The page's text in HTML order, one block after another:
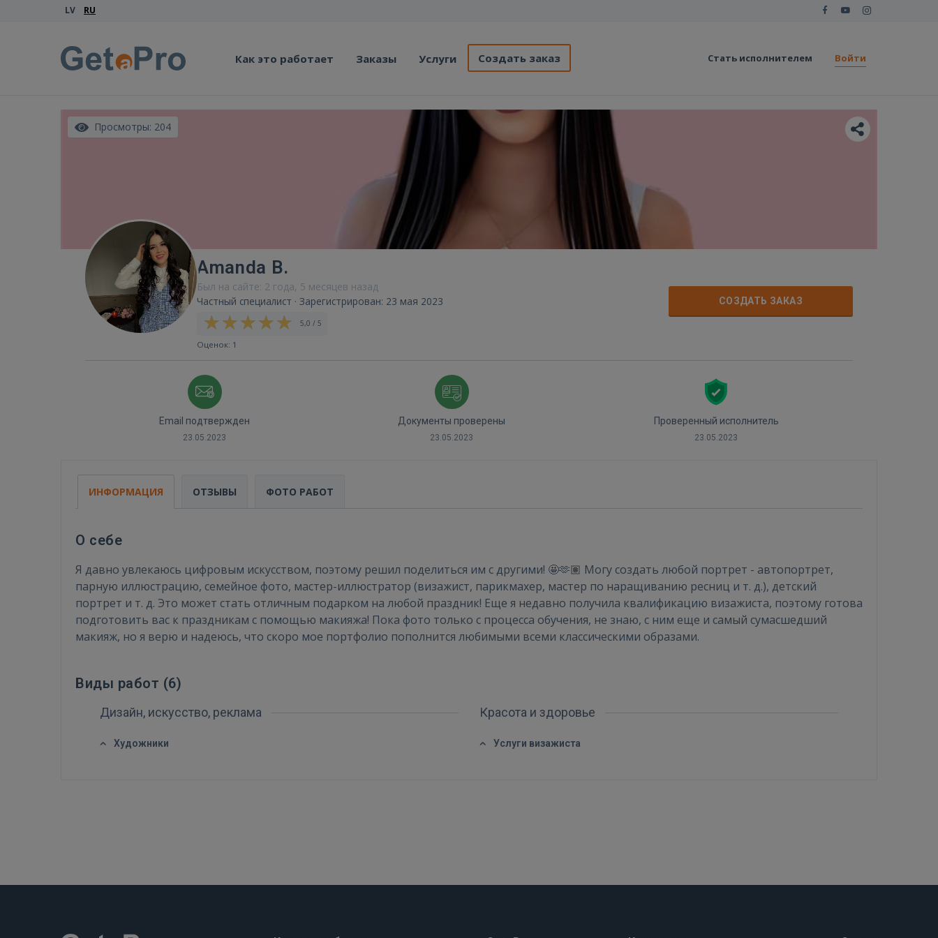
LV RU
Как это работает Заказы Услуги Создать заказ Стать исполнителем Войти
ВОЙТИ
Забыли пароль? Запомнить?
GOOGLE
 Sign in with Apple
Просмотры: 204
Amanda B.
Был на сайте: 2 года, 5 месяцев назад
Частный специалист · Зарегистрирован: 23 мая 2023
5,0 / 5
Оценок: 1
СОЗДАТЬ ЗАКАЗ
Email подтвержден
23.05.2023
Документы проверены
23.05.2023
Проверенный исполнитель
23.05.2023
ИНФОРМАЦИЯ ОТЗЫВЫ ФОТО РАБОТ
О себе
Я давно увлекаюсь цифровым искусством, поэтому решил поделиться им с другими! 🤩🫶🏽 Могу создать любой портрет - автопортрет,
парную иллюстрацию, семейное фото, мастер-иллюстратор (визажист, парикмахер, мастер по наращиванию ресниц и т. д.), детский
портрет и т. д. Это может стать отличным подарком на любой праздник! Еще я недавно получила квалификацию визажиста, поэтому готова
подготовить вас к праздникам с помощью макияжа! Пока фото только с процесса обучения, не знаю, с ним еще и самый сумасшедший
макияж, но я верю и надеюсь, что скоро мое портфолио пополнится любимыми всеми классическими образами.
Виды работ (6)
Дизайн, искусство, реклама
Художники
Красота и здоровье
Услуги визажиста